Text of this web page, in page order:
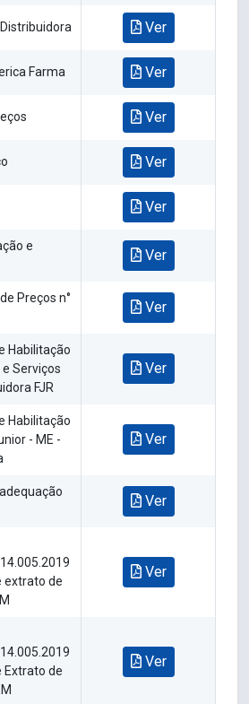
Ver
Farma Ver
Ver
Ver
Ver
e
Ver
Preços n°
Ver
Habilitação
e Serviços
FJR
Ver
Habilitação
- ME -
Ver
Ver
extrato de
Ver
Extrato de
Ver